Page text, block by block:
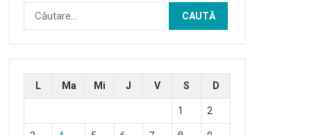
Caută
după:
L Ma Mi J V S D
1 2